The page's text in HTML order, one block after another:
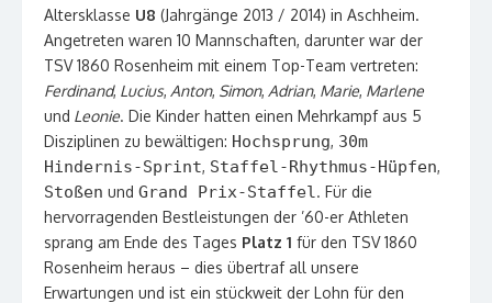
Altersklasse U8 (Jahrgänge 2013 / 2014) in Aschheim.
Angetreten waren 10 Mannschaften, darunter war der
TSV 1860 Rosenheim mit einem Top-Team vertreten:
Ferdinand, Lucius, Anton, Simon, Adrian, Marie, Marlene
und Leonie. Die Kinder hatten einen Mehrkampf aus 5
Disziplinen zu bewältigen: Hochsprung, 30m
Hindernis-Sprint, Staffel-Rhythmus-Hüpfen,
Stoßen und Grand Prix-Staffel. Für die
hervorragenden Bestleistungen der ’60-er Athleten
sprang am Ende des Tages Platz 1 für den TSV 1860
Rosenheim heraus – dies übertraf all unsere
Erwartungen und ist ein stückweit der Lohn für den